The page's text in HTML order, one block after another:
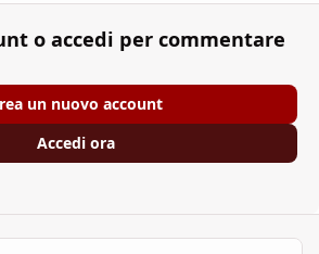
o accedi per commentare
un nuovo account
Accedi ora